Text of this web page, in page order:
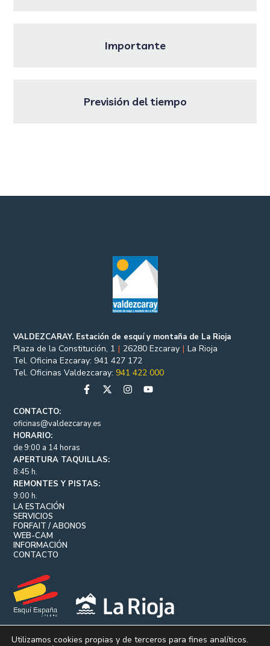
Importante
Previsión del tiempo
VALDEZCARAY. Estación de esquí y montaña de La Rioja
Plaza de la Constitución, 1 | 26280 Ezcaray | La Rioja
Tel. Oficina Ezcaray: 941 427 172
Tel. Oficinas Valdezcaray: 941 422 000
CONTACTO:
oficinas@valdezcaray.es
HORARIO:
de 9:00 a 14 horas
APERTURA TAQUILLAS:
8:45 h.
REMONTES Y PISTAS:
9:00 h.
LA ESTACIÓN
SERVICIOS
FORFAIT / ABONOS
WEB-CAM
INFORMACIÓN
CONTACTO
Utilizamos cookies propias y de terceros para fines analíticos.